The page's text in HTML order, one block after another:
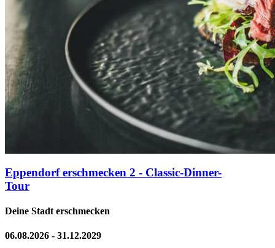
Eppendorf erschmecken 2 - Classic-Dinner-
Tour
Deine Stadt erschmecken
06.08.2026 - 31.12.2029